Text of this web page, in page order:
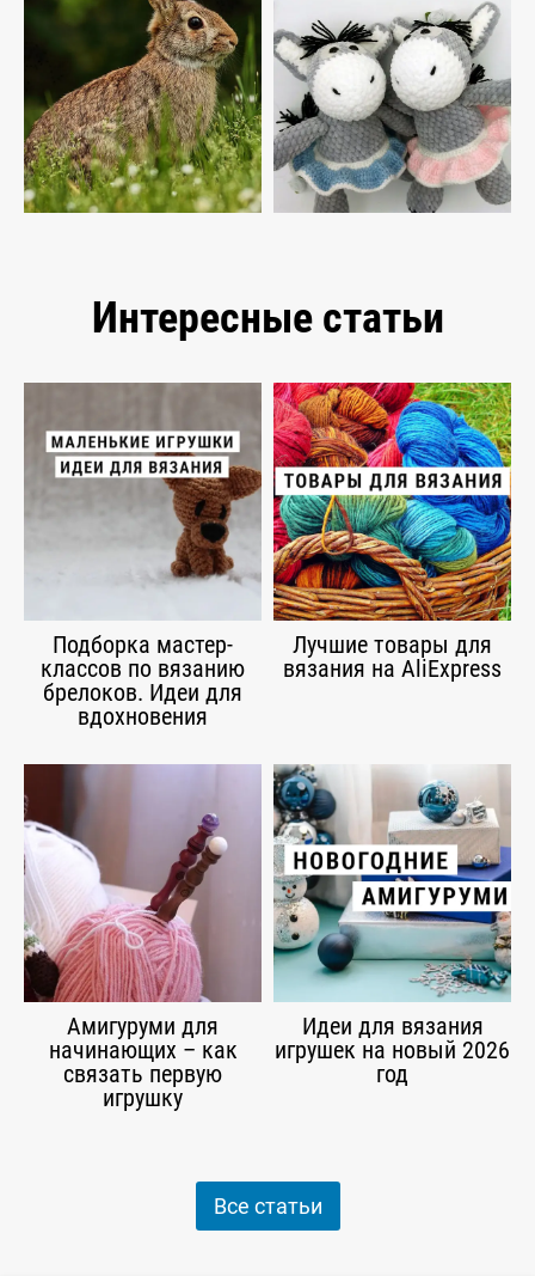
Интересные статьи
Подборка мастер-
классов по вязанию
брелоков. Идеи для
вдохновения
Лучшие товары для
вязания на AliExpress
Амигуруми для
начинающих – как
связать первую
игрушку
Идеи для вязания
игрушек на новый 2026
год
Все статьи